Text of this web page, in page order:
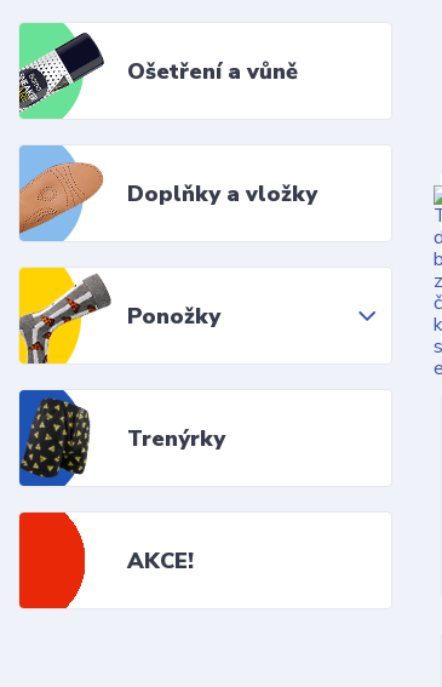
Ošetření a vůně
Doplňky a vložky
Ponožky
Trenýrky
AKCE!